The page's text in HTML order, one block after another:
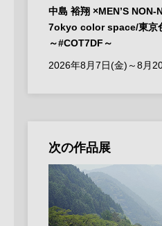
中島 裕翔 ×MEN’S NON-
7okyo color space/東京
～#COT7DF～
2026年8月7日(金)～8月
次の作品展